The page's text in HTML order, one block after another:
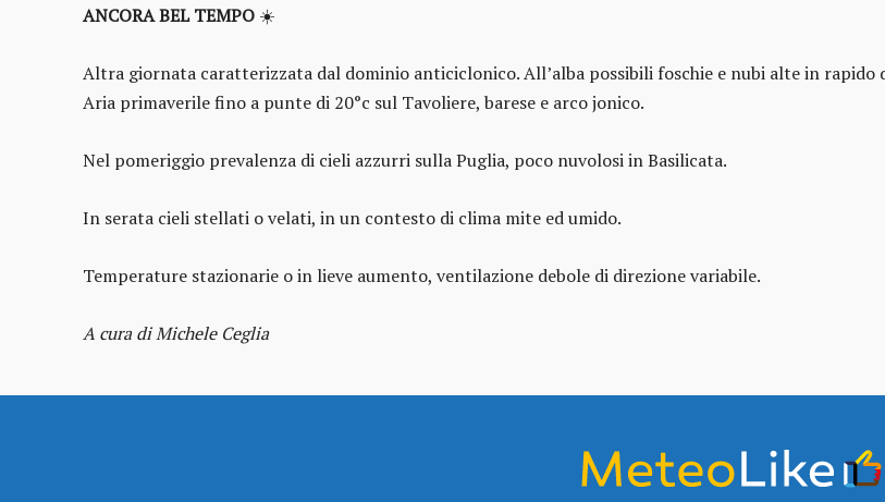
ANCORA BEL TEMPO ☀️
Altra giornata caratterizzata dal dominio anticiclonico. All’alba possibili foschie e nubi alte in
Aria primaverile fino a punte di 20°c sul Tavoliere, barese e arco jonico.
Nel pomeriggio prevalenza di cieli azzurri sulla Puglia, poco nuvolosi in Basilicata.
In serata cieli stellati o velati, in un contesto di clima mite ed umido.
Temperature stazionarie o in lieve aumento, ventilazione debole di direzione variabile.
A cura di Michele Ceglia